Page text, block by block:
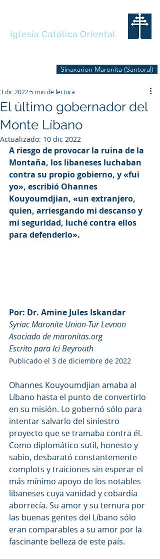
Iglesia Católica Oriental
Sinaxarion Maronita (Santoral)
El último gobernador del
Monte Líbano
3 dic 2022 5 min de lectura
Actualizado: 10 dic 2022
A riesgo de provocar la ruina de la
Montaña, los libaneses luchaban
contra su propio gobierno, y «fui
yo», escribió Ohannes
Kouyoumdjian, «un extranjero,
quien, arriesgando mi descanso y
mi seguridad, luché contra ellos
para defenderlo».
Por: Dr. Amine Jules Iskandar
Syriac Maronite Union-Tur Levnon
Asociado de maronitas.org
Escrito para Ici Beyrouth
Publicado el 3 de diciembre de 2022
Ohannes Kouyoumdjian amaba al
Líbano hasta el punto de convertirlo
en su misión. Lo gobernó sólo para
intentar salvarlo del siniestro
proyecto que se tramaba contra él.
Como diplomático sutil, honesto y
sabio, desbarató constantemente
complots y traiciones sin esperar el
más mínimo apoyo de los notables
libaneses cuya vanidad y cobardía
aborrecía. Su amor y su ternura por
las buenas gentes del Líbano sólo
eran comparables a su amor por la
fascinante belleza de este país.